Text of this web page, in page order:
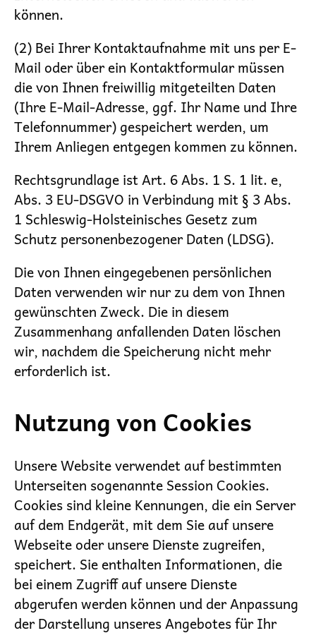
können.
(2) Bei Ihrer Kontaktaufnahme mit uns per E-
Mail oder über ein Kontaktformular müssen
die von Ihnen freiwillig mitgeteilten Daten
(Ihre E-Mail-Adresse, ggf. Ihr Name und Ihre
Telefonnummer) gespeichert werden, um
Ihrem Anliegen entgegen kommen zu können.
Rechtsgrundlage ist Art. 6 Abs. 1 S. 1 lit. e,
Abs. 3 EU-DSGVO in Verbindung mit § 3 Abs.
1 Schleswig-Holsteinisches Gesetz zum
Schutz personenbezogener Daten (LDSG).
Die von Ihnen eingegebenen persönlichen
Daten verwenden wir nur zu dem von Ihnen
gewünschten Zweck. Die in diesem
Zusammenhang anfallenden Daten löschen
wir, nachdem die Speicherung nicht mehr
erforderlich ist.
Nutzung von Cookies
Unsere Website verwendet auf bestimmten
Unterseiten sogenannte Session Cookies.
Cookies sind kleine Kennungen, die ein Server
auf dem Endgerät, mit dem Sie auf unsere
Webseite oder unsere Dienste zugreifen,
speichert. Sie enthalten Informationen, die
bei einem Zugriff auf unsere Dienste
abgerufen werden können und der Anpassung
der Darstellung unseres Angebotes für Ihr